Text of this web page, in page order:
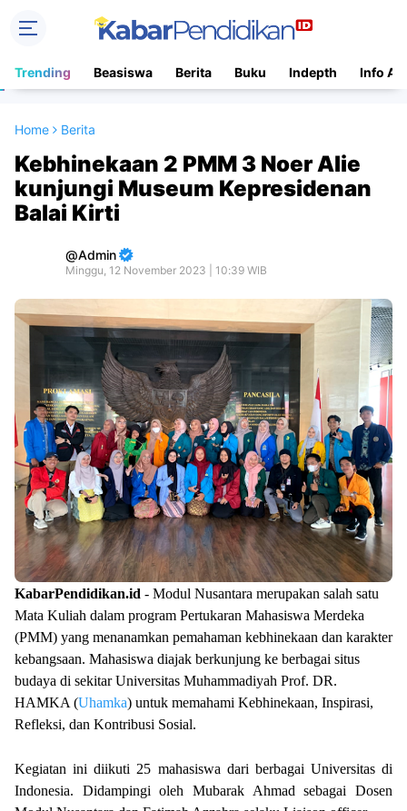
Trending Beasiswa Berita Buku Indepth Info
Home Berita
Kebhinekaan 2 PMM 3 Noer Alie
kunjungi Museum Kepresidenan
Balai Kirti
Admin
Minggu, 12 November 2023 | 10:39 WIB
KabarPendidikan.id - Modul Nusantara merupakan salah satu
Mata Kuliah dalam program Pertukaran Mahasiswa Merdeka
(PMM) yang menanamkan pemahaman kebhinekaan dan karakter
kebangsaan. Mahasiswa diajak berkunjung ke berbagai situs
budaya di sekitar Universitas Muhammadiyah Prof. DR.
HAMKA (Uhamka) untuk memahami Kebhinekaan, Inspirasi,
Refleksi, dan Kontribusi Sosial.
Kegiatan ini diikuti 25 mahasiswa dari berbagai Universitas di
Indonesia. Didampingioleh Mubarak Ahmadsebagai Dosen